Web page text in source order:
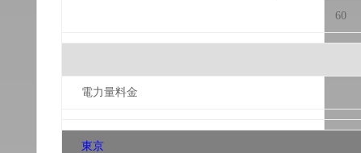
60
電力量料金
東京